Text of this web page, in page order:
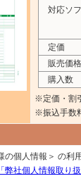
対応ソフ
定価
販売価格
購入数
※定価・割
※振込手数
の個人情報＞ の利
「弊社個人情報取り